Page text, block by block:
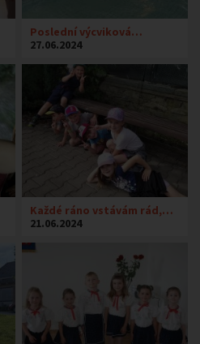
Poslední výcviková…
27.06.2024
Každé ráno vstávám rád,…
21.06.2024